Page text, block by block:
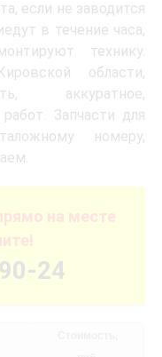
если не заводится
в течение часа,
технику.
области,
аккуратное,
Запчасти для
номеру,
на месте
24